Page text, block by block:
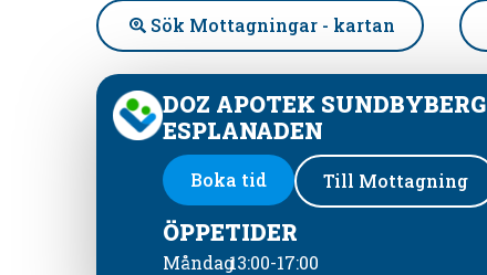
Sök Mottagningar - kartan
DOZ APOTEK SUNDBYBERG
ESPLANADEN
Boka tid Till Mottagning
ÖPPETIDER
Måndag13:00-17:00